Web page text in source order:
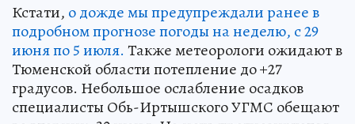
Кстати, о дожде мы предупреждали ранее в
подробном прогнозе погоды на неделю, с 29
июня по 5 июля. Также метеорологи ожидают в
Тюменской области потепление до +27
градусов. Небольшое ослабление осадков
специалисты Обь-Иртышского УГМС обещают